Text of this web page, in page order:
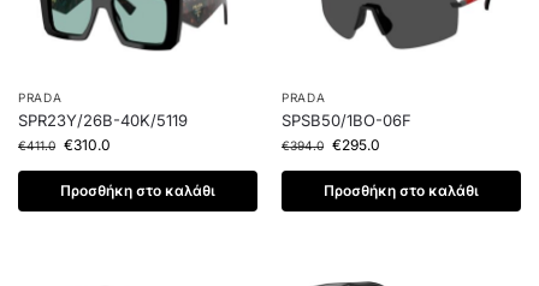
PRADA
SPR23Y/26B-40K/5119
€411.0 €310.0
Προσθήκη στο καλάθι
PRADA
SPSB50/1BO-06F
€394.0 €295.0
Προσθήκη στο καλάθι